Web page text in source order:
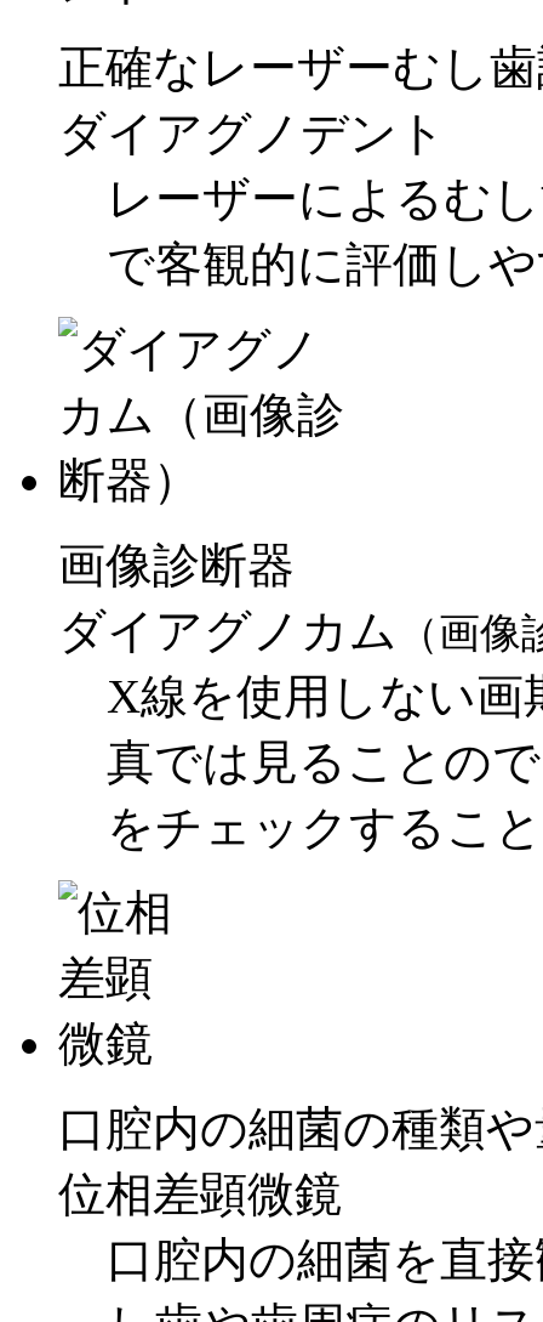
正確なレーザーむし
ダイアグノデント
レーザーによるむ
で客観的に評価し
画像診断器
ダイアグノカム
（画
X線を使用しない画
真では見ることの
をチェックするこ
口腔内の細菌の種類
位相差顕微鏡
口腔内の細菌を直